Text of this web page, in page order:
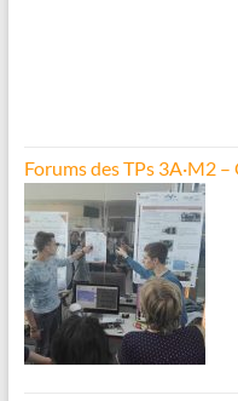
Forums des TPs 3A·M2